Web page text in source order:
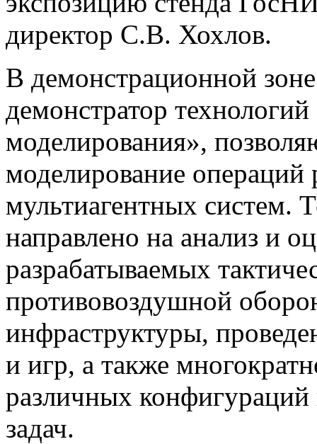
директор С.В. Хохлов.
В демонстрационной
демонстратор
моделирования»,
моделирование операций
мультиагентных систем.
направлено на анализ и
разрабатываемых
противовоздушной
инфраструктуры,
и игр, а также
различных
задач.